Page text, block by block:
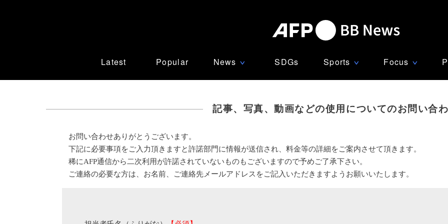
Latest Popular News ∨ SDGs Sports ∨ Focus ∨
記事、写真、動画などの使用についてのお問い合
お問い合わせありがとうございます。
下記に必要事項をご入力頂きますと許諾部門に情報が送信され、料金等の詳細をご案内させて頂きます。
稀にAFP通信から二次利用が許諾されていないものもございますので予めご了承下さい。
ご連絡の必要な方は、お名前、ご連絡先メールアドレスをご記入いただきますようお願いいたします。